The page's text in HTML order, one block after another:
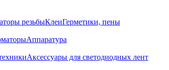
резьбыКлеиГерметики, пены
Аппаратура
Аксессуары для светодиодных лент